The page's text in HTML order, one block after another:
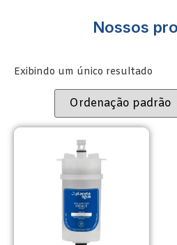
Nossos
Exibindo um único resultado